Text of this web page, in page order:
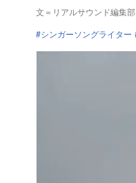
文＝リアルサウンド編集部
シンガーソングライター